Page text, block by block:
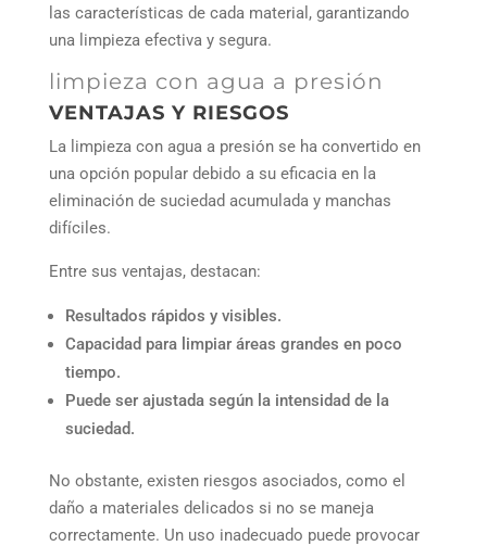
las características de cada material, garantizando
una limpieza efectiva y segura.
limpieza con agua a presión
VENTAJAS Y RIESGOS
La limpieza con agua a presión se ha convertido en
una opción popular debido a su eficacia en la
eliminación de suciedad acumulada y manchas
difíciles.
Entre sus ventajas, destacan:
Resultados rápidos y visibles.
Capacidad para limpiar áreas grandes en poco
tiempo.
Puede ser ajustada según la intensidad de la
suciedad.
No obstante, existen riesgos asociados, como el
daño a materiales delicados si no se maneja
correctamente. Un uso inadecuado puede provocar